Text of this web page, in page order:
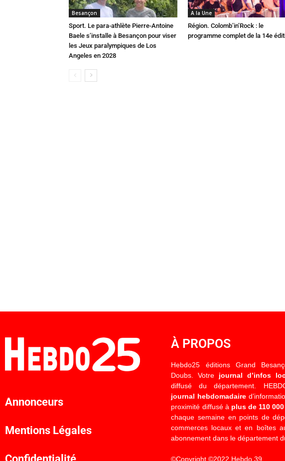
Besançon
Sport. Le para-athlète Pierre-Antoine
Baele s’installe à Besançon pour viser
les Jeux paralympiques de Los
Angeles en 2028
A la Une
Région. Colomb’in’Rock : le
programme complet de la 14e
Annonceurs
Mentions Légales
À PROPOS
Hebdo25 éditions Grand
Doubs. Votre journal d’infos
diffusé du département.
journal hebdomadaire
proximité diffusé à plus de 110
chaque semaine en points de
commerces locaux et en boîtes
abonnement dans le département
©Copyright ©2022 Hebdo 39